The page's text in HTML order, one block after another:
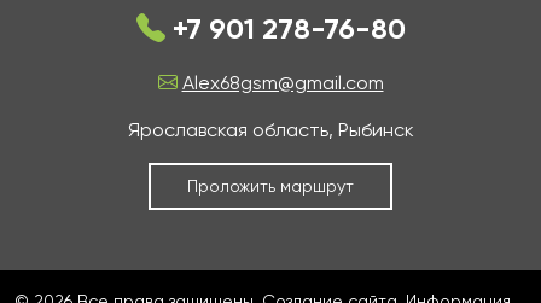
+7 901 278-76-80
Alex68gsm@gmail.com
Ярославская область, Рыбинск
Проложить маршрут